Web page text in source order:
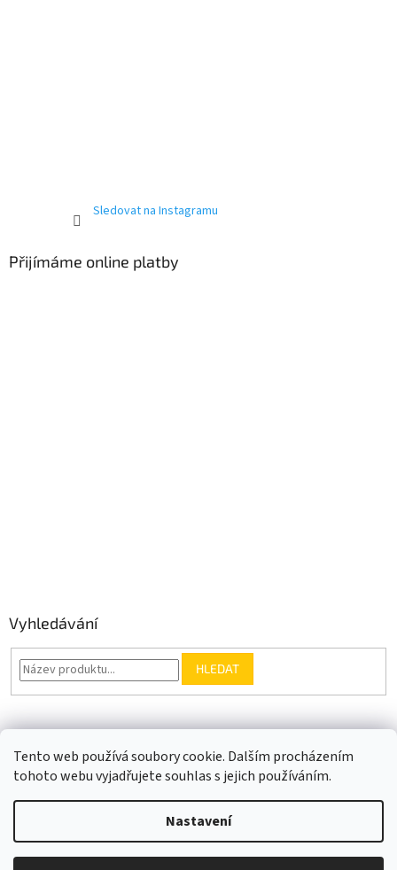
Tento web používá soubory cookie. Dalším procházením
tohoto webu vyjadřujete souhlas s jejich používáním.
Nastavení
Sledovat na Instagramu
Přijímáme online platby
Vyhledávání
HLEDAT
Vytvořil Shoptet